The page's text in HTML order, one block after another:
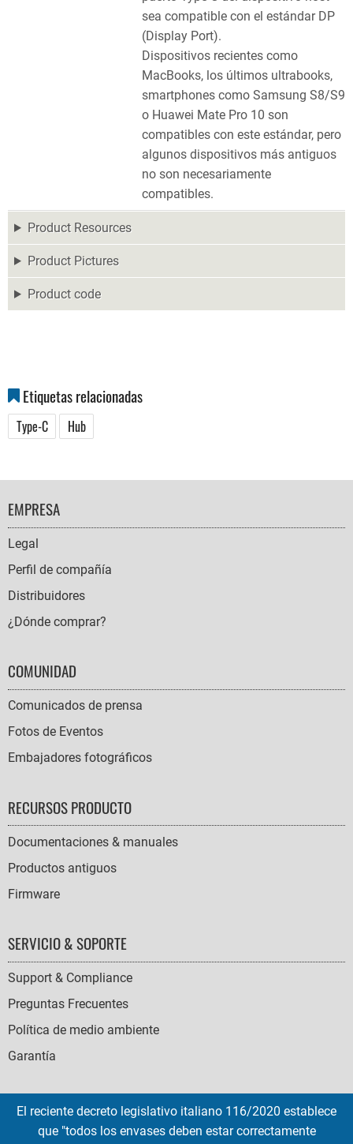
sea compatible con el estándar DP
(Display Port).
Dispositivos recientes como
MacBooks, los últimos ultrabooks,
smartphones como Samsung S8/S9
o Huawei Mate Pro 10 son
compatibles con este estándar, pero
algunos dispositivos más antiguos
no son necesariamente
compatibles.
Product Resources
Product Pictures
Product code
Etiquetas relacionadas
Type-C Hub
FOOTER
NAVIGATION
EMPRESA
Legal
Perfil de compañía
Distribuidores
¿Dónde comprar?
COMUNIDAD
Comunicados de prensa
Fotos de Eventos
Embajadores fotográficos
RECURSOS PRODUCTO
Documentaciones & manuales
Productos antiguos
Firmware
SERVICIO & SOPORTE
Support & Compliance
Preguntas Frecuentes
Política de medio ambiente
Garantía
El reciente decreto legislativo italiano 116/2020 establece
que "todos los envases deben estar correctamente